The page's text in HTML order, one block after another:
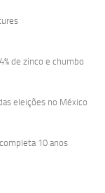
de zinco e chumbo
eleições no México
10 anos